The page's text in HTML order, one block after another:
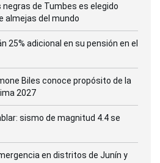
negras de Tumbes es elegido
almejas del mundo
25% adicional en su pensión en el
Biles conoce propósito de la
2027
sismo de magnitud 4.4 se
en distritos de Junín y